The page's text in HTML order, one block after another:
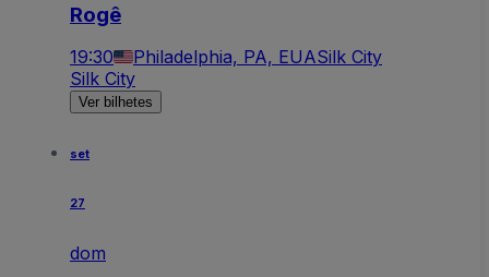
Rogê
19:30 Philadelphia, PA, EUASilk City
Silk City
Ver bilhetes
set
27
dom